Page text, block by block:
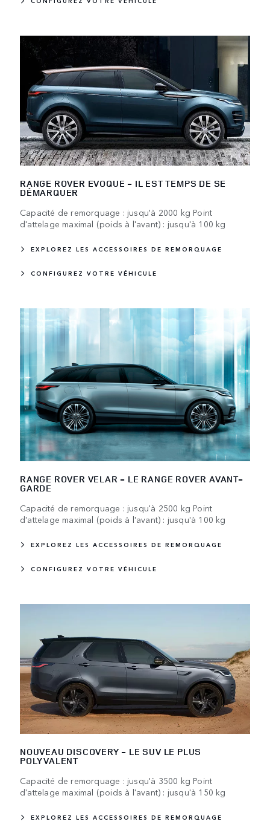
RANGE ROVER EVOQUE - IL EST TEMPS DE SE
DÉMARQUER
Capacité de remorquage : jusqu'à 2000 kg Point
d'attelage maximal (poids à l'avant) : jusqu'à 100 kg
EXPLOREZ LES ACCESSOIRES DE REMORQUAGE
CONFIGUREZ VOTRE VÉHICULE
RANGE ROVER VELAR - LE RANGE ROVER AVANT-
GARDE
Capacité de remorquage : jusqu'à 2500 kg Point
d'attelage maximal (poids à l'avant) : jusqu'à 100 kg
EXPLOREZ LES ACCESSOIRES DE REMORQUAGE
CONFIGUREZ VOTRE VÉHICULE
NOUVEAU DISCOVERY - LE SUV LE PLUS
POLYVALENT
Capacité de remorquage : jusqu'à 3500 kg Point
d'attelage maximal (poids à l'avant) : jusqu'à 150 kg
EXPLOREZ LES ACCESSOIRES DE REMORQUAGE